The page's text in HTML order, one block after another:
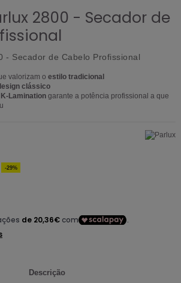
2800 - Secador de
- Secador de Cabelo Profissional
valorizam o estilo tradicional
clássico
Lamination garante a potência profissional a que
-29%
Descrição